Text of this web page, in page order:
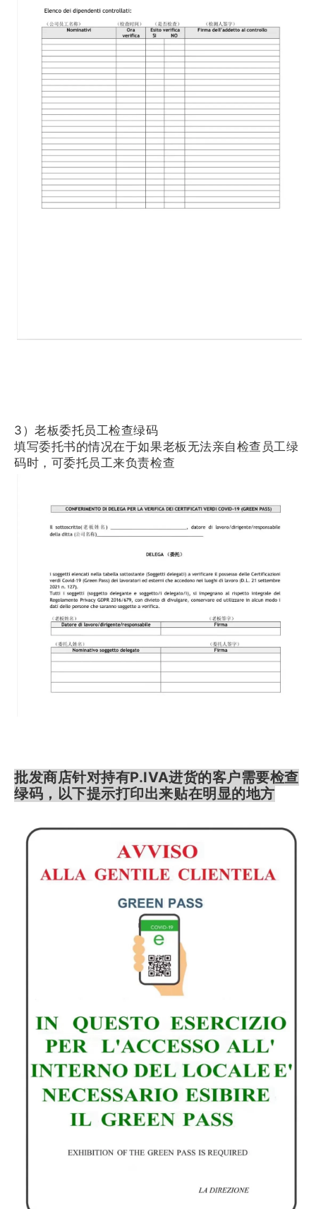
3）老板委托员工检查绿码
填写委托书的情况在于如果老板无法亲自检查员工绿
码时，可委托员工来负责检查
批发商店针对持有P.IVA进货的客户需要检查
绿码， 以下提示打印出来贴在明显的地方